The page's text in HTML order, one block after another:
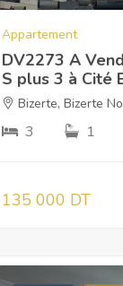
Appartement
DV2273 A
S plus 3 à Cité
Bizerte, Bizerte
3 1
135 000 DT